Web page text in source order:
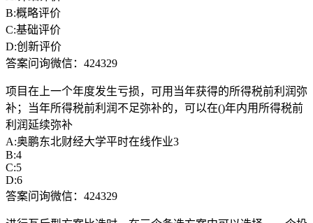
B:概略评价
C:基础评价
D:创新评价
答案问询微信：424329
项目在上一个年度发生亏损，可用当年获得的所得税前利润弥
补；当年所得税前利润不足弥补的，可以在()年内用所得税前
利润延续弥补
A:奥鹏东北财经大学平时在线作业3
B:4
C:5
D:6
答案问询微信：424329